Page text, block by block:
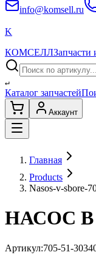
info@komsell.ru
K
КОМСЕЛЛЗапчасти
↵
Каталог запчастей
Аккаунт
Главная
Products
Nasos-v-sbore-
НАСОС В
Артикул:705-51-